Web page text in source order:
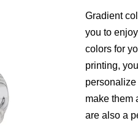
Gradient
you to
colors for
printing,
make them
are also a